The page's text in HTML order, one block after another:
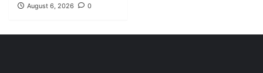
August 6, 2026
0